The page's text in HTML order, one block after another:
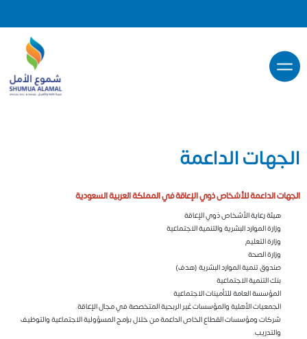
الجهات الداعمة
الجهات الداعمة للأشخاص ذوي الإعاقة في المملكة العربية السعودية
هيئة رعاية الأشخاص ذوي الإعاقة
وزارة الموارد البشرية والتنمية الاجتماعية
وزارة التعليم
وزارة الصحة
صندوق تنمية الموارد البشرية (هدف)
بنك التنمية الاجتماعية
المؤسسة العامة للتأمينات الاجتماعية
الجمعيات الأهلية والمؤسسات غير الربحية المتخصصة في مجال الإعاقة.
شركات ومؤسسات القطاع الخاص الداعمة من خلال برامج المسؤولية الاجتماعية والتوظيف
والتدريب.